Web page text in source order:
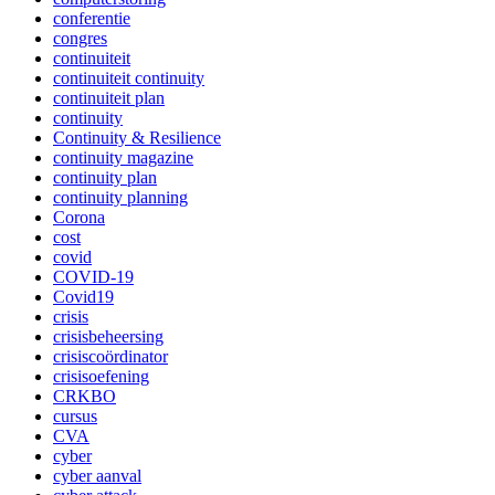
conferentie
congres
continuiteit
continuiteit continuity
continuiteit plan
continuity
Continuity & Resilience
continuity magazine
continuity plan
continuity planning
Corona
cost
covid
COVID-19
Covid19
crisis
crisisbeheersing
crisiscoördinator
crisisoefening
CRKBO
cursus
CVA
cyber
cyber aanval